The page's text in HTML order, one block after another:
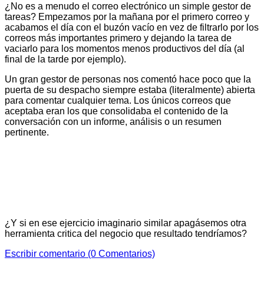
¿No es a menudo el correo electrónico un simple gestor de
tareas? Empezamos por la mañana por el primero correo y
acabamos el día con el buzón vacío en vez de filtrarlo por los
correos más importantes primero y dejando la tarea de
vaciarlo para los momentos menos productivos del día (al
final de la tarde por ejemplo).
Un gran gestor de personas nos comentó hace poco que la
puerta de su despacho siempre estaba (literalmente) abierta
para comentar cualquier tema. Los únicos correos que
aceptaba eran los que consolidaba el contenido de la
conversación con un informe, análisis o un resumen
pertinente.
¿Y si en ese ejercicio imaginario similar apagásemos otra
herramienta critica del negocio que resultado tendríamos?
Escribir comentario (0 Comentarios)